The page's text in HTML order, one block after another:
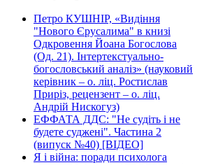
Петро КУШНІР, «Видіння
"Нового Єрусалима" в книзі
Одкровення Йоана Богослова
(Од. 21). Інтертекстуально-
богословський аналіз» (науковий
керівник – о. ліц. Ростислав
Приріз, рецензент – о. ліц.
Андрій Нискогуз)
ЕФФАТА ДДС: "Не судіть і не
будете суджені". Частина 2
(випуск №40) [ВІДЕО]
Я і війна: поради психолога